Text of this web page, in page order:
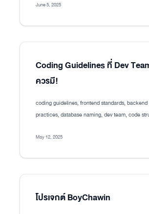
June 5, 2025
Coding Guidelines ที่ Dev
ควรมี!
coding guidelines, frontend standards, backend
practices, database naming, dev team, code
May 12, 2025
โปรเจกต์ BoyChawin